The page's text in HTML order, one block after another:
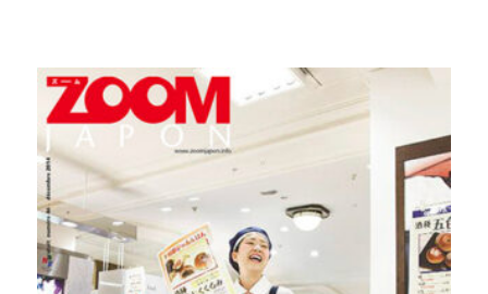
options
peuvent
être
choisies
page
du
produit
10,00 €